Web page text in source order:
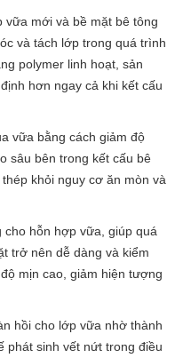
mới và bề mặt bê tông
và tách lớp trong quá trình
polymer linh hoạt, sản
hơn ngay cả khi kết cấu
vữa bằng cách giảm độ
sâu bên trong kết cấu bê
khỏi nguy cơ ăn mòn và
cho hỗn hợp vữa, giúp quá
trở nên dễ dàng và kiểm
mịn cao, giảm hiện tượng
hồi cho lớp vữa nhờ thành
phát sinh vết nứt trong điều